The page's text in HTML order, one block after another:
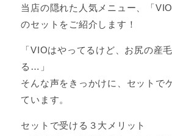
当店の隠れた人気メニュー、「
のセットをご紹介します！
「VIOはやってるけど、お尻の産
る…」
そんな声をきっかけに、セットで
ています。
セットで受ける３大メリット